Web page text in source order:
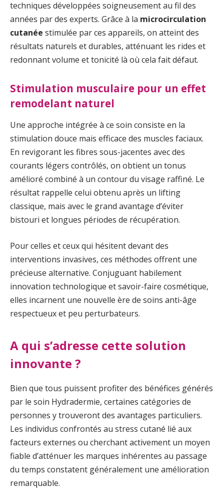
techniques développées soigneusement au fil des
années par des experts. Grâce à la microcirculation
cutanée stimulée par ces appareils, on atteint des
résultats naturels et durables, atténuant les rides et
redonnant volume et tonicité là où cela fait défaut.
Stimulation musculaire pour un effet
remodelant naturel
Une approche intégrée à ce soin consiste en la
stimulation douce mais efficace des muscles faciaux.
En revigorant les fibres sous-jacentes avec des
courants légers contrôlés, on obtient un tonus
amélioré combiné à un contour du visage raffiné. Le
résultat rappelle celui obtenu après un lifting
classique, mais avec le grand avantage d’éviter
bistouri et longues périodes de récupération.
Pour celles et ceux qui hésitent devant des
interventions invasives, ces méthodes offrent une
précieuse alternative. Conjuguant habilement
innovation technologique et savoir-faire cosmétique,
elles incarnent une nouvelle ère de soins anti-âge
respectueux et peu perturbateurs.
A qui s’adresse cette solution
innovante ?
Bien que tous puissent profiter des bénéfices générés
par le soin Hydradermie, certaines catégories de
personnes y trouveront des avantages particuliers.
Les individus confrontés au stress cutané lié aux
facteurs externes ou cherchant activement un moyen
fiable d’atténuer les marques inhérentes au passage
du temps constatent généralement une amélioration
remarquable.